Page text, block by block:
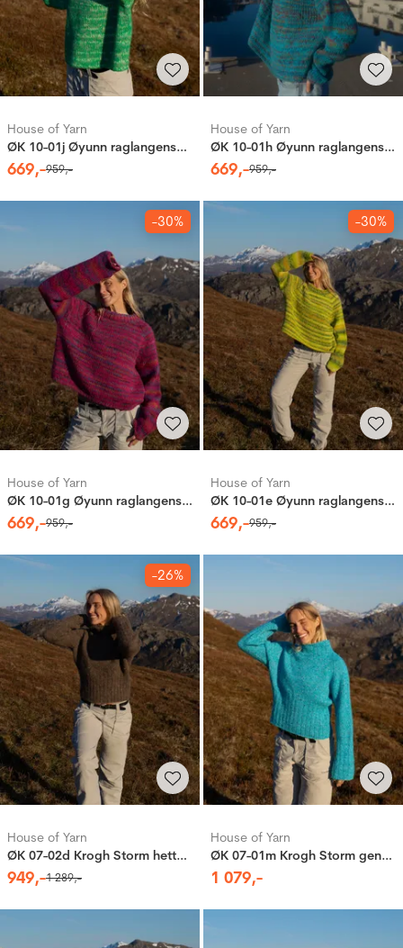
House of Yarn
ØK 10-01j Øyunn raglangenser 2.0
669,-959,-
House of Yarn
ØK 10-01h Øyunn raglangenser 2.0
669,-959,-
-30%
House of Yarn
ØK 10-01g Øyunn raglangenser 2.0
669,-959,-
-30%
House of Yarn
ØK 10-01e Øyunn raglangenser 2.0
669,-959,-
-26%
House of Yarn
ØK 07-02d Krogh Storm hettegenser
949,-1 289,-
House of Yarn
ØK 07-01m Krogh Storm genser
1 079,-